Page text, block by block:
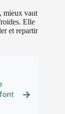
mieux vaut
Elle
et repartir
→